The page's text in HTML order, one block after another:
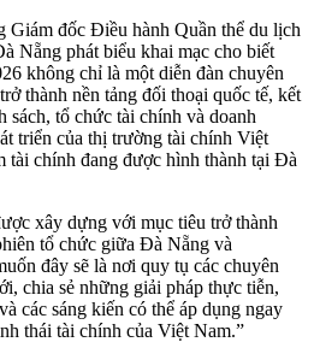
Giám đốc Điều hành Quần thể du lịch
Nẵng phát biểu khai mạc cho biết
không chỉ là một diễn đàn chuyên
thành nền tảng đối thoại quốc tế, kết
sách, tổ chức tài chính và doanh
triển của thị trường tài chính Việt
tài chính đang được hình thành tại Đà
xây dựng với mục tiêu trở thành
tổ chức giữa Đà Nẵng và
đây sẽ là nơi quy tụ các chuyên
chia sẻ những giải pháp thực tiễn,
các sáng kiến có thể áp dụng ngay
thái tài chính của Việt Nam.”